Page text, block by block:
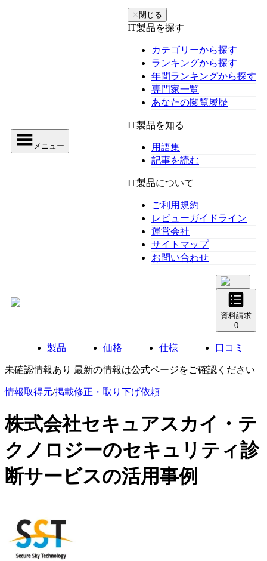
メニュー
✕ 閉じる
IT製品を探す
カテゴリーから探す
ランキングから探す
年間ランキングから探す
専門家一覧
あなたの閲覧履歴
IT製品を知る
用語集
記事を読む
IT製品について
ご利用規約
レビューガイドライン
運営会社
サイトマップ
お問い合わせ
資料請求
0
製品 価格 仕様 口コミ
未確認情報あり 最新の情報は公式ページをご確認ください
情報取得元/掲載修正・取り下げ依頼
株式会社セキュアスカイ・テ
クノロジーのセキュリティ診
断サービスの活用事例